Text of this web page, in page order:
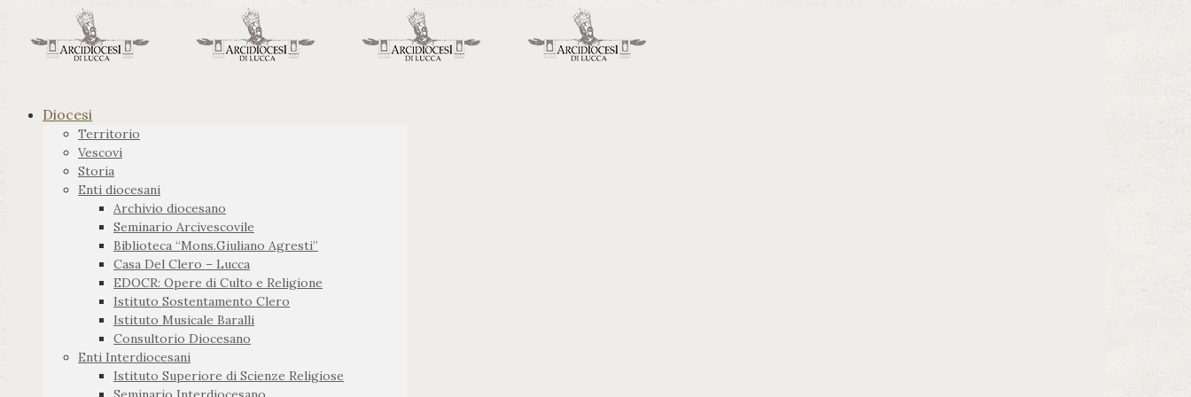
Diocesi
Territorio
Vescovi
Storia
Enti diocesani
Archivio diocesano
Seminario Arcivescovile
Biblioteca “Mons.Giuliano Agresti”
Casa Del Clero – Lucca
EDOCR: Opere di Culto e Religione
Istituto Sostentamento Clero
Istituto Musicale Baralli
Consultorio Diocesano
Enti Interdiocesani
Istituto Superiore di Scienze Religiose